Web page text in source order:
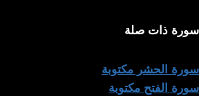
سورة ذات صلة
سورة الحشر مكتوبة
سورة الفتح مكتوبة